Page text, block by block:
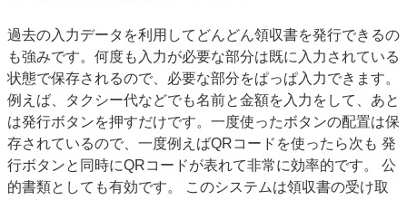
過去の入力データを利用してどんどん領収書を発行できるの
も強みです。何度も入力が必要な部分は既に入力されている
状態で保存されるので、必要な部分をぱっぱ入力できます。
例えば、タクシー代などでも名前と金額を入力をして、あと
は発行ボタンを押すだけです。一度使ったボタンの配置は保
存されているので、一度例えばQRコードを使ったら次も 発
行ボタンと同時にQRコードが表れて非常に効率的です。 公
的書類としても有効です。 このシステムは領収書の受け取